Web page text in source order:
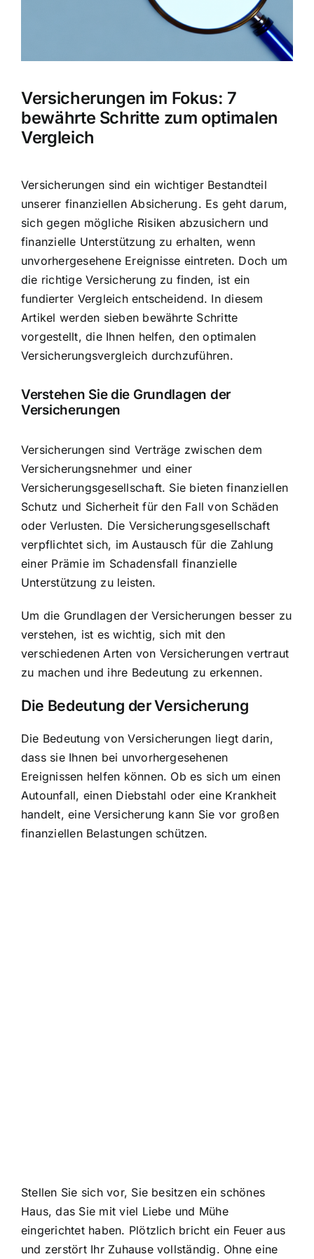
Weitere Tarifvergleiche
Hilfe und Kontakt
Versicherungen im Fokus: 7
bewährte Schritte zum optimalen
Vergleich
Versicherungen sind ein wichtiger Bestandteil
unserer finanziellen Absicherung. Es geht darum,
sich gegen mögliche Risiken abzusichern und
finanzielle Unterstützung zu erhalten, wenn
unvorhergesehene Ereignisse eintreten. Doch um
die richtige Versicherung zu finden, ist ein
fundierter Vergleich entscheidend. In diesem
Artikel werden sieben bewährte Schritte
vorgestellt, die Ihnen helfen, den optimalen
Versicherungsvergleich durchzuführen.
Verstehen Sie die Grundlagen der
Versicherungen
Versicherungen sind Verträge zwischen dem
Versicherungsnehmer und einer
Versicherungsgesellschaft. Sie bieten finanziellen
Schutz und Sicherheit für den Fall von Schäden
oder Verlusten. Die Versicherungsgesellschaft
verpflichtet sich, im Austausch für die Zahlung
einer Prämie im Schadensfall finanzielle
Unterstützung zu leisten.
Um die Grundlagen der Versicherungen besser zu
verstehen, ist es wichtig, sich mit den
verschiedenen Arten von Versicherungen vertraut
zu machen und ihre Bedeutung zu erkennen.
Die Bedeutung der Versicherung
Die Bedeutung von Versicherungen liegt darin,
dass sie Ihnen bei unvorhergesehenen
Ereignissen helfen können. Ob es sich um einen
Autounfall, einen Diebstahl oder eine Krankheit
handelt, eine Versicherung kann Sie vor großen
finanziellen Belastungen schützen.
Stellen Sie sich vor, Sie besitzen ein schönes
Haus, das Sie mit viel Liebe und Mühe
eingerichtet haben. Plötzlich bricht ein Feuer aus
und zerstört Ihr Zuhause vollständig. Ohne eine